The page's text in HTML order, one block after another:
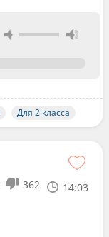
Для 2 класса
362 14:03